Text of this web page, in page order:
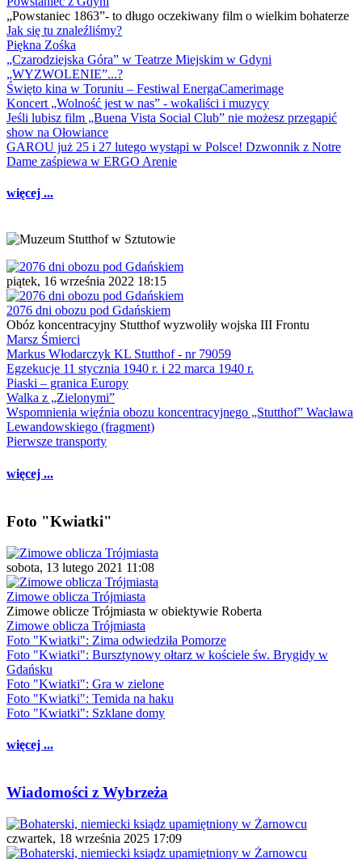
„Powstaniec 1863”- to długo oczekiwany film o wielkim bohaterze
Jak się tu znaleźliśmy?
Piękna Zośka
„Czarodziejska Góra” w Teatrze Miejskim w Gdyni
„WYZWOLENIE”...?
Święto kina w Toruniu – Festiwal EnergaCamerimage
Koncert „Wolność jest w nas” - wokaliści i muzycy
Jeśli lubisz film „Buena Vista Social Club” nie możesz przegapić
show na Ołowiance
GAROU już 25 i 27 lutego wystąpi w Polsce! Dzwonnik z Notre
Dame zaśpiewa w ERGO Arenie
więcej ...
piątek, 16 września 2022 18:15
2076 dni obozu pod Gdańskiem
Obóz koncentracyjny Stutthof wyzwoliły wojska III Frontu
Marsz Śmierci
Markus Włodarczyk KL Stutthof - nr 79059
Egzekucje 11 stycznia 1940 r. i 22 marca 1940 r.
Piaski – granica Europy
Walka z „Zielonymi”
Wspomnienia więźnia obozu koncentracyjnego „Stutthof” Wacława
Lewandowskiego (fragment)
Pierwsze transporty
więcej ...
Foto "Kwiatki"
sobota, 13 lutego 2021 11:08
Zimowe oblicza Trójmiasta
Zimowe oblicze Trójmiasta w obiektywie Roberta
Zimowe oblicza Trójmiasta
Foto "Kwiatki": Zima odwiedziła Pomorze
Foto "Kwiatki": Bursztynowy ołtarz w kościele św. Brygidy w
Gdańsku
Foto "Kwiatki": Gra w zielone
Foto "Kwiatki": Temida na haku
Foto "Kwiatki": Szklane domy
więcej ...
Wiadomości z Wybrzeża
czwartek, 18 września 2025 17:09